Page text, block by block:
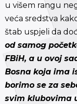
u višem rangu
veća sredstva
štab uspjeli da
od samog
FBiH, a u ovoj
Bosna koja ima
borimo se za
svim klubovima